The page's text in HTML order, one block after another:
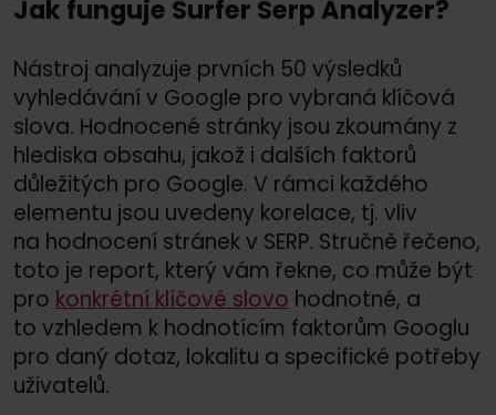
Jak funguje Surfer Serp Analyzer?
Nástroj analyzuje prvních 50 výsledků
vyhledávání v Google pro vybraná klíčová
slova. Hodnocené stránky jsou zkoumány z
hlediska obsahu, jakož i dalších faktorů
důležitých pro Google. V rámci každého
elementu jsou uvedeny korelace, tj. vliv
na hodnocení stránek v SERP. Stručně řečeno,
toto je report, který vám řekne, co může být
pro konkrétní klíčové slovo hodnotné, a
to vzhledem k hodnotícím faktorům Googlu
pro daný dotaz, lokalitu a specifické potřeby
uživatelů.